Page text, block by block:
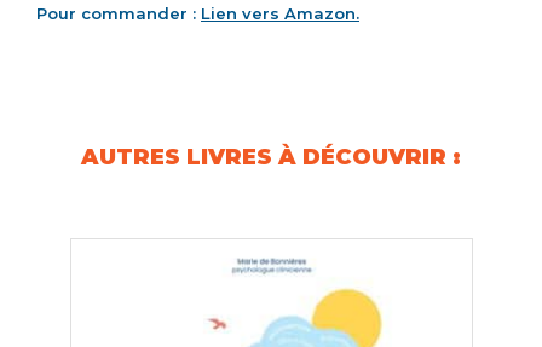
Pour commander : Lien vers Amazon.
AUTRES LIVRES À DÉCOUVRIR :